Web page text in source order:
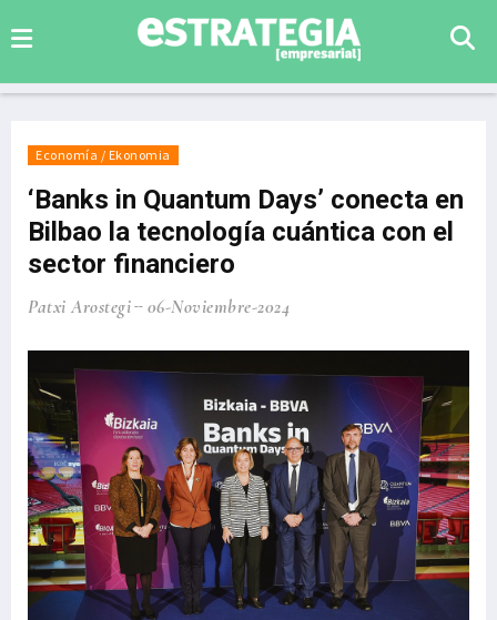
Economía / Ekonomia
‘Banks in Quantum Days’ conecta en
Bilbao la tecnología cuántica con el
sector financiero
Patxi Arostegi 06-Noviembre-2024